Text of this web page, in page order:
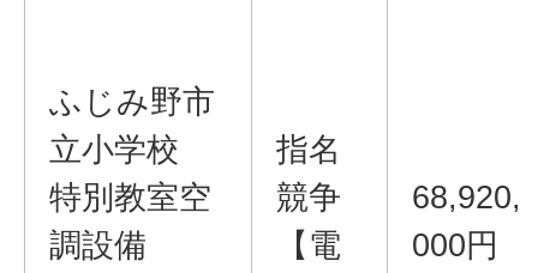
ふじみ野市
立小学校
特別教室空
調設備
指名
競争
【電
68,920,
000円